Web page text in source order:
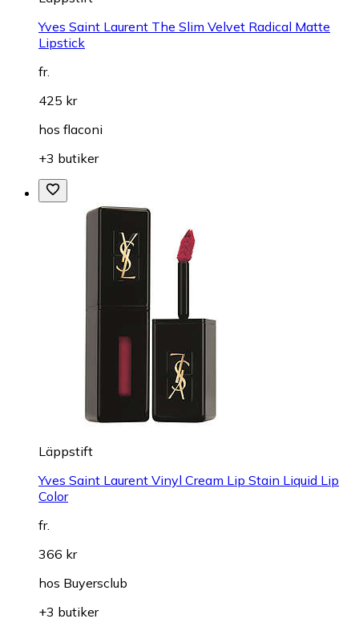
Yves Saint Laurent The Slim Velvet Radical Matte
Lipstick
fr.
425 kr
hos flaconi
+3 butiker
Läppstift
Yves Saint Laurent Vinyl Cream Lip Stain Liquid Lip
Color
fr.
366 kr
hos Buyersclub
+3 butiker